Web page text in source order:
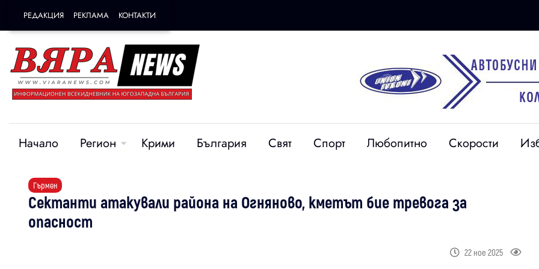
РЕДАКЦИЯ РЕКЛАМА КОНТАКТИ
Начало Регион Крими България Свят Спорт Любопитно Скорости
Гърмен
Сектанти атакували района на Огняново, кметът бие тревога за
опасност
22 ное 2025